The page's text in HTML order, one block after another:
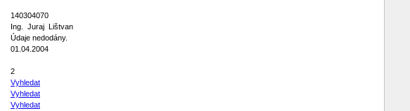
140304070
Ing. Juraj Lištvan
Údaje nedodány.
01.04.2004
2
Vyhledat
Vyhledat
Vyhledat